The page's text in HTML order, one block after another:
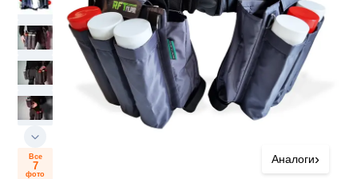
Все
7
фото
Аналоги›